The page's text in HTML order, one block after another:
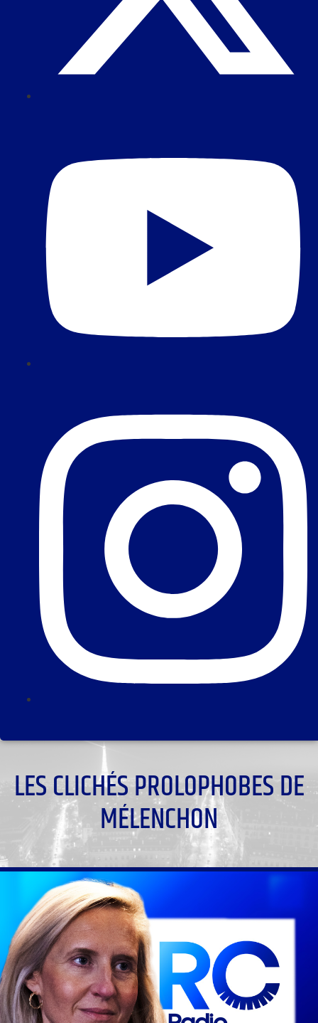
LES CLICHÉS PROLOPHOBES DE
MÉLENCHON